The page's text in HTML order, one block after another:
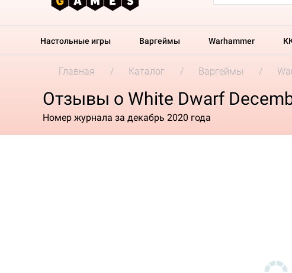
Настольные игры Варгеймы Warhammer
Главная Каталог Варгеймы
Отзывы о White Dwarf
Номер журнала за декабрь 2020 года